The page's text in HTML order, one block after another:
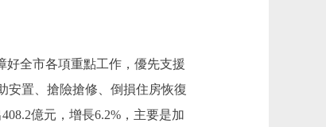
全市各項重點工作，優先支援
安置、搶險搶修、倒損住房恢復
億元，增長6.2%，主要是加